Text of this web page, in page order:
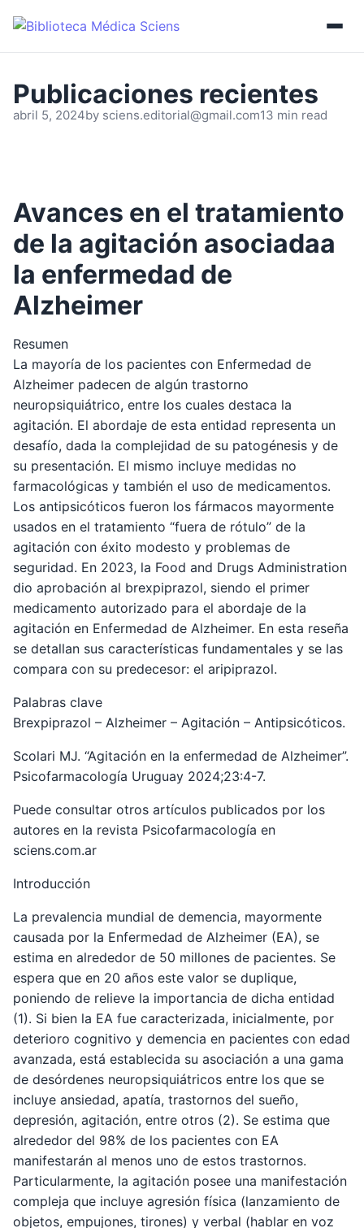
abril 5, 2024by sciens.editorial@gmail.com13 min read
Avances en el tratamiento
de la agitación asociadaa
la enfermedad de
Alzheimer
Resumen
La mayoría de los pacientes con Enfermedad de
Alzheimer padecen de algún trastorno
neuropsiquiátrico, entre los cuales destaca la
agitación. El abordaje de esta entidad representa un
desafío, dada la complejidad de su patogénesis y de
su presentación. El mismo incluye medidas no
farmacológicas y también el uso de medicamentos.
Los antipsicóticos fueron los fármacos mayormente
usados en el tratamiento “fuera de rótulo” de la
agitación con éxito modesto y problemas de
seguridad. En 2023, la Food and Drugs Administration
dio aprobación al brexpiprazol, siendo el primer
medicamento autorizado para el abordaje de la
agitación en Enfermedad de Alzheimer. En esta reseña
se detallan sus características fundamentales y se las
compara con su predecesor: el aripiprazol.
Palabras clave
Brexpiprazol – Alzheimer – Agitación – Antipsicóticos.
Scolari MJ. “Agitación en la enfermedad de Alzheimer”.
Psicofarmacología Uruguay 2024;23:4-7.
Puede consultar otros artículos publicados por los
autores en la revista Psicofarmacología en
sciens.com.ar
Introducción
La prevalencia mundial de demencia, mayormente
causada por la Enfermedad de Alzheimer (EA), se
estima en alrededor de 50 millones de pacientes. Se
espera que en 20 años este valor se duplique,
poniendo de relieve la importancia de dicha entidad
(1). Si bien la EA fue caracterizada, inicialmente, por
deterioro cognitivo y demencia en pacientes con edad
avanzada, está establecida su asociación a una gama
de desórdenes neuropsiquiátricos entre los que se
incluye ansiedad, apatía, trastornos del sueño,
depresión, agitación, entre otros (2). Se estima que
alrededor del 98% de los pacientes con EA
manifestarán al menos uno de estos trastornos.
Particularmente, la agitación posee una manifestación
compleja que incluye agresión física (lanzamiento de
objetos, empujones, tirones) y verbal (hablar en voz